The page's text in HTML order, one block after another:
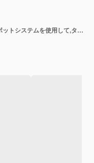
女性はコンピューターのAIチャットボットシステムを使用して,タスクをガイドします.